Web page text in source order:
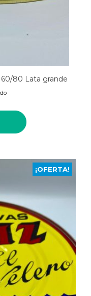
80 Lata grande
¡OFERTA!